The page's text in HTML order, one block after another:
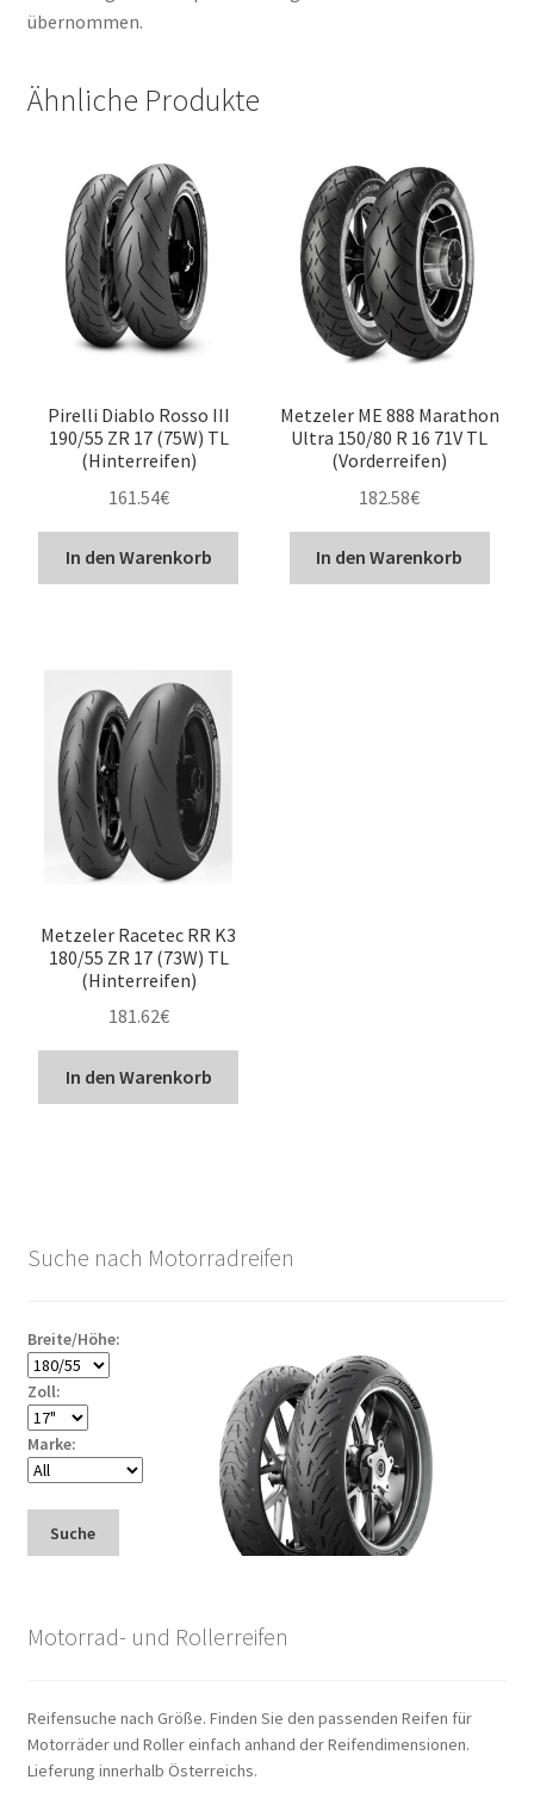
übernommen.
Ähnliche Produkte
Pirelli Diablo Rosso III
190/55 ZR 17 (75W) TL
(Hinterreifen)
161.54€
In den Warenkorb
Metzeler ME 888 Marathon
Ultra 150/80 R 16 71V TL
(Vorderreifen)
182.58€
In den Warenkorb
Metzeler Racetec RR K3
180/55 ZR 17 (73W) TL
(Hinterreifen)
181.62€
In den Warenkorb
Suche nach Motorradreifen
Breite/Höhe:
Zoll:
Marke:
Suche
Motorrad- und Rollerreifen
Reifensuche nach Größe. Finden Sie den passenden Reifen für
Motorräder und Roller einfach anhand der Reifendimensionen.
Lieferung innerhalb Österreichs.